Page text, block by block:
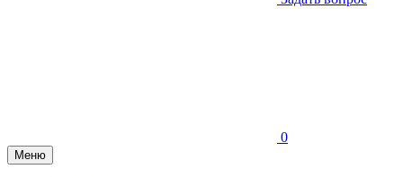
0
Меню